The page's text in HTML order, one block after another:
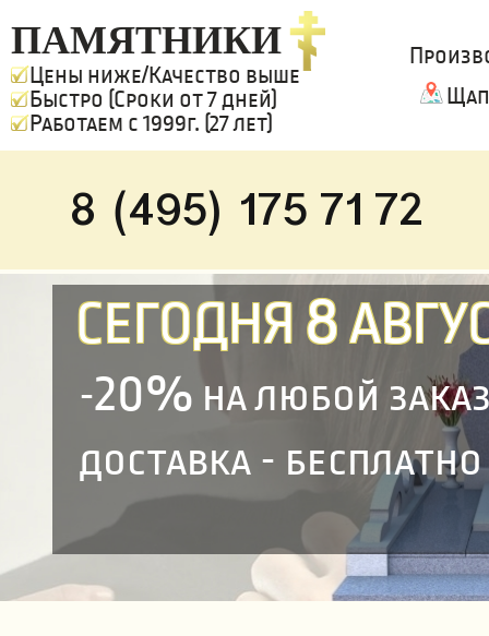
ПАМЯТНИКИ
Цены ниже/Качество выше
Быстро (Сроки от 7 дней)
Работаем с 1999г. (27 лет)
8 (495) 175 71 72
СЕГОДНЯ 8
-20% на любой
доставка - бесплатно